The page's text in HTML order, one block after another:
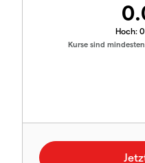
Hoch:
Kurse sind